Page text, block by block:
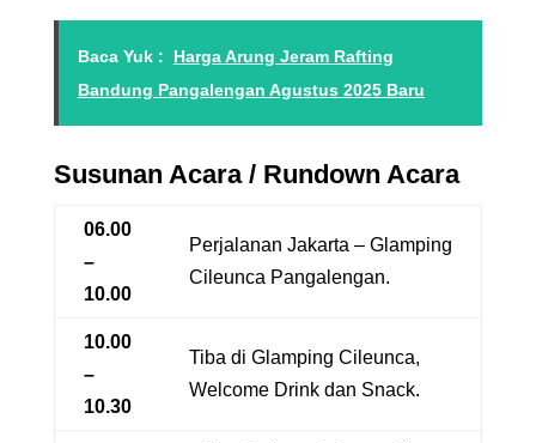
Baca Yuk :
Harga Arung Jeram Rafting
Bandung Pangalengan Agustus 2025 Baru
Susunan Acara / Rundown Acara
06.00
–
10.00
Perjalanan Jakarta – Glamping
Cileunca Pangalengan.
10.00
–
10.30
Tiba di Glamping Cileunca,
Welcome Drink dan Snack.